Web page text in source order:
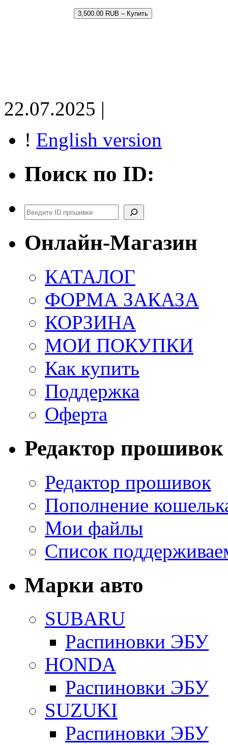
3,500.00 RUB – Купить
22.07.2025 |
! English version
Поиск по ID:
Поиск
Онлайн-Магазин
КАТАЛОГ
ФОРМА ЗАКАЗА
КОРЗИНА
МОИ ПОКУПКИ
Как купить
Поддержка
Оферта
Редактор прошивок
Редактор прошивок
Пополнение
Мои файлы
Список
Марки авто
SUBARU
Распиновки ЭБУ
HONDA
Распиновки ЭБУ
SUZUKI
Распиновки ЭБУ